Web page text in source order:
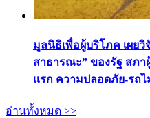
มูลนิธิเพื่อผู้บริโภค เผย
สาธารณะ” ของรัฐ สภ
แรก ความปลอดภัย-รถไ
อ่านทั้งหมด >>